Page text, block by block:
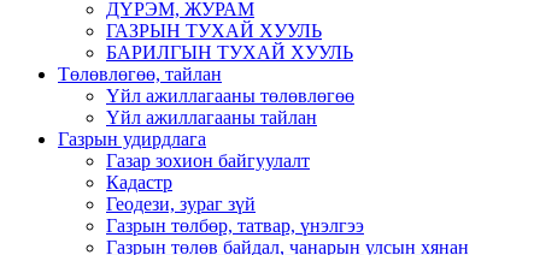
ДҮРЭМ, ЖУРАМ
ГАЗРЫН ТУХАЙ ХУУЛЬ
БАРИЛГЫН ТУХАЙ ХУУЛЬ
Төлөвлөгөө, тайлан
Үйл ажиллагааны төлөвлөгөө
Үйл ажиллагааны тайлан
Газрын удирдлага
Газар зохион байгуулалт
Кадастр
Геодези, зураг зүй
Газрын төлбөр, татвар, үнэлгээ
Газрын төлөв байдал, чанарын улсын хянан